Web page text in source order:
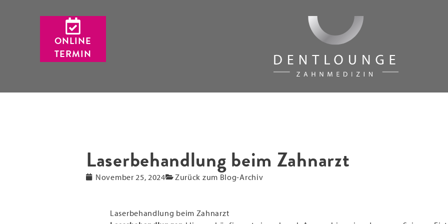
ONLINE
TERMIN
Laserbehandlung beim Zahnarzt
November 25, 2024 Zurück zum Blog-Archiv
Laserbehandlung beim Zahnarzt